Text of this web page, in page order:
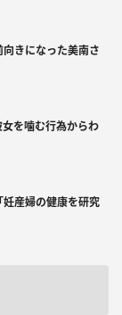
向きになった美南さ
を噛む行為からわ
妊産婦の健康を研究